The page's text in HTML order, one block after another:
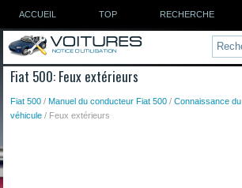
ACCUEIL TOP RECHERCHE
Fiat 500: Feux extérieurs
Fiat 500 /Manuel du conducteur Fiat 500 /Connaissance du
véhicule / Feux extérieurs